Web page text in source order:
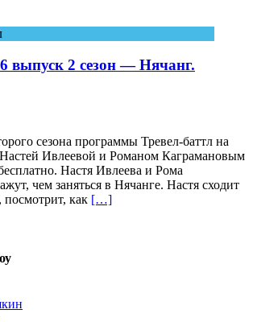
выпуск 2 сезон — Нячанг.
сезона программы Тревел-баттл на
Ивлеевой и Романом Каграмановым
Настя Ивлеева и Рома
чем заняться в Нячанге. Настя сходит
как […]